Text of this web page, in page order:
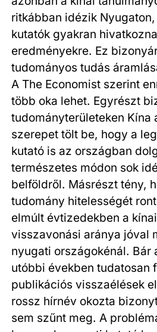
ritkábban idézik
kutatók gyakran
eredményekre. Ez
tudományos tudás
A The Economist szerint
több oka lehet. Egyrészt
tudományterületeken Kína
szerepet tölt be, hogy a
kutató is az országban
természetes módon sok
belföldről. Másrészt tény,
tudomány hitelességét
elmúlt évtizedekben a
visszavonási aránya jóval
nyugati országokénál. Bár
utóbbi években tudatosan
publikációs visszaélések
rossz hírnév okozta
sem szűnt meg. A